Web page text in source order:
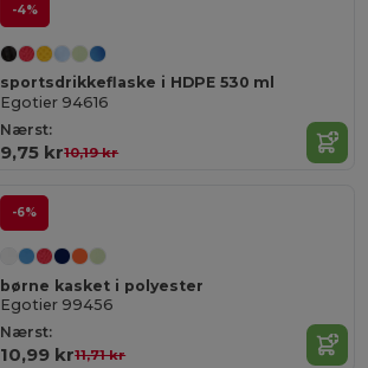
-4%
sportsdrikkeflaske i HDPE 530 ml
Egotier 94616
Nærst:
9,75 kr10,19 kr
-6%
børne kasket i polyester
Egotier 99456
Nærst:
10,99 kr11,71 kr